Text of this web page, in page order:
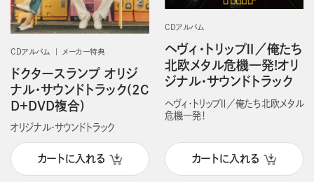
CDアルバム メーカー特典
ドクタースランプ オリジ
ナル・サウンドトラック(2C
D＋DVD複合)
オリジナル・サウンドトラック
カートに入れる
CDアルバム
ヘヴィ・トリップⅡ／俺たち
北欧メタル危機一発!オリ
ジナル・サウンドトラック
ヘヴィ・トリップⅡ／俺たち北欧メタル
危機一発！
カートに入れる